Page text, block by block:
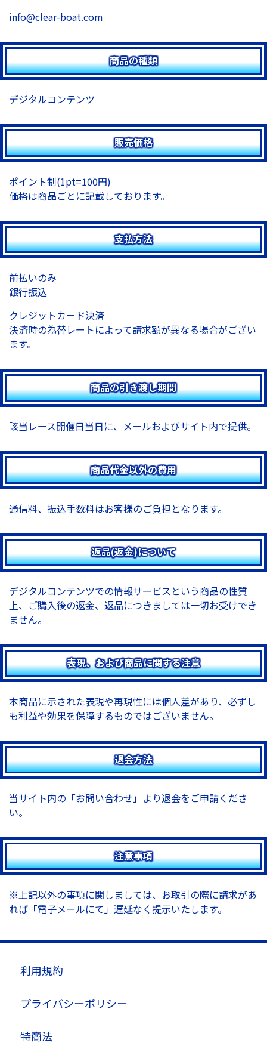
info@clear-boat.com
商品の種類
デジタルコンテンツ
販売価格
ポイント制(1pt=100円)
価格は商品ごとに記載しております。
支払方法
前払いのみ
銀行振込
クレジットカード決済
決済時の為替レートによって請求額が異なる場合がござい
ます。
商品の引き渡し期間
該当レース開催日当日に、メールおよびサイト内で提供。
商品代金以外の費用
通信料、振込手数料はお客様のご負担となります。
返品(返金)について
デジタルコンテンツでの情報サービスという商品の性質
上、ご購入後の返金、返品につきましては一切お受けでき
ません。
表現、および商品に関する注意
本商品に示された表現や再現性には個人差があり、必ずし
も利益や効果を保障するものではございません。
退会方法
当サイト内の「お問い合わせ」より退会をご申請くださ
い。
注意事項
※上記以外の事項に関しましては、お取引の際に請求があ
れば「電子メールにて」遅延なく提示いたします。
利用規約
プライバシーポリシー
特商法